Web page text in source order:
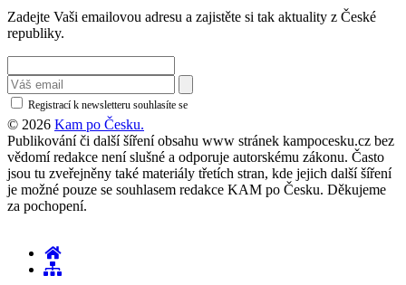
Zadejte Vaši emailovou adresu a zajistěte si tak aktuality z České
republiky.
Registrací k newsletteru souhlasíte se
© 2026 Kam po Česku.
Publikování či další šíření obsahu www stránek kampocesku.cz bez
vědomí redakce není slušné a odporuje autorskému zákonu. Často
jsou tu zveřejněny také materiály třetích stran, kde jejich další šíření
je možné pouze se souhlasem redakce KAM po Česku. Děkujeme
za pochopení.